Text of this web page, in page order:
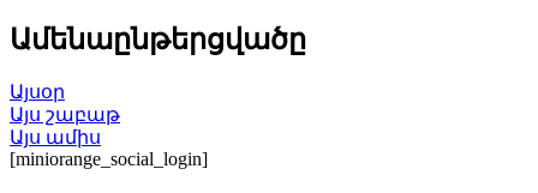
Ամենաընթերցվածը
Այսօր
Այս շաբաթ
Այս ամիս
[miniorange_social_login]